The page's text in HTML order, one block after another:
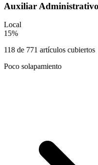
Auxiliar
Local
15%
118 de 771 artículos cubiertos
Poco solapamiento